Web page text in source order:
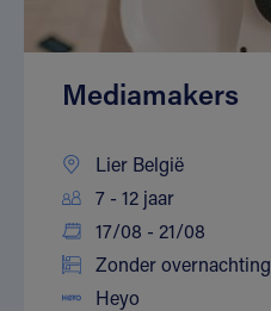
Mediamakers
Lier België
7 - 12 jaar
17/08 - 21/08
Zonder overnachting
Heyo